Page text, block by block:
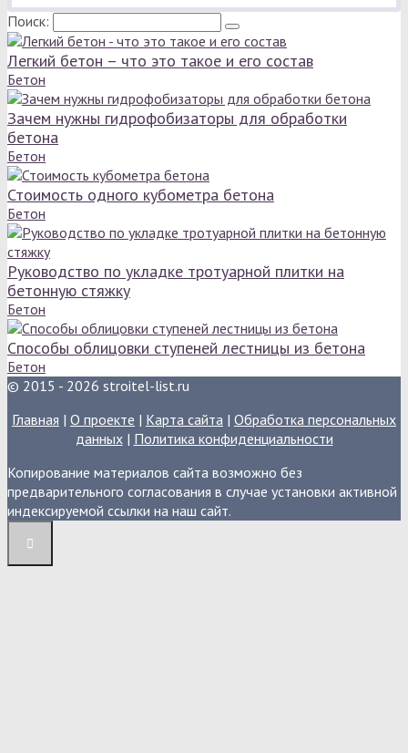
Поиск:
Легкий бетон – что это такое и его состав
Бетон
Зачем нужны гидрофобизаторы для обработки
бетона
Бетон
Стоимость одного кубометра бетона
Бетон
Руководство по укладке тротуарной плитки на
бетонную стяжку
Бетон
Способы облицовки ступеней лестницы из бетона
Бетон
© 2015 - 2026 stroitel-list.ru
Главная | О проекте | Карта сайта | Обработка персональных
данных| Политика конфиденциальности
Копирование материалов сайта возможно без
предварительного согласования в случае установки активной
индексируемой ссылки на наш сайт.